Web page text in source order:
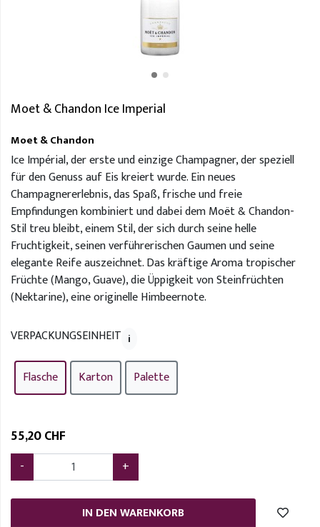
Moet & Chandon Ice Imperial
Moet & Chandon
Ice Impérial, der erste und einzige Champagner, der speziell
für den Genuss auf Eis kreiert wurde. Ein neues
Champagnererlebnis, das Spaß, frische und freie
Empfindungen kombiniert und dabei dem Moët & Chandon-
Stil treu bleibt, einem Stil, der sich durch seine helle
Fruchtigkeit, seinen verführerischen Gaumen und seine
elegante Reife auszeichnet. Das kräftige Aroma tropischer
Früchte (Mango, Guave), die Üppigkeit von Steinfrüchten
(Nektarine), eine originelle Himbeernote.
VERPACKUNGSEINHEIT i
Flasche Karton Palette
- +
55,20 CHF
IN DEN WARENKORB